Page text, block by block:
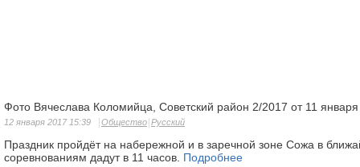
Фото Вячеслава Коломийца, Советский район 2/2017 от 11
12 января 2017 15:39 Общество Русский
Праздник пройдёт на набережной и в заречной зоне Сожа в
соревно­ваниям дадут в 11 часов. Подробнее